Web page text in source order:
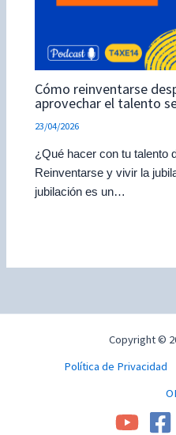
Cómo reinventarse
aprovechar el talento
23/04/2026
¿Qué hacer con tu talento
Reinventarse y vivir la
jubilación es un…
Copyright ©
Política de Privacidad